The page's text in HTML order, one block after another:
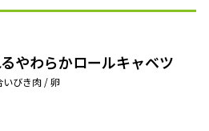
やわらかロールキャベツ
いびき肉 / 卵